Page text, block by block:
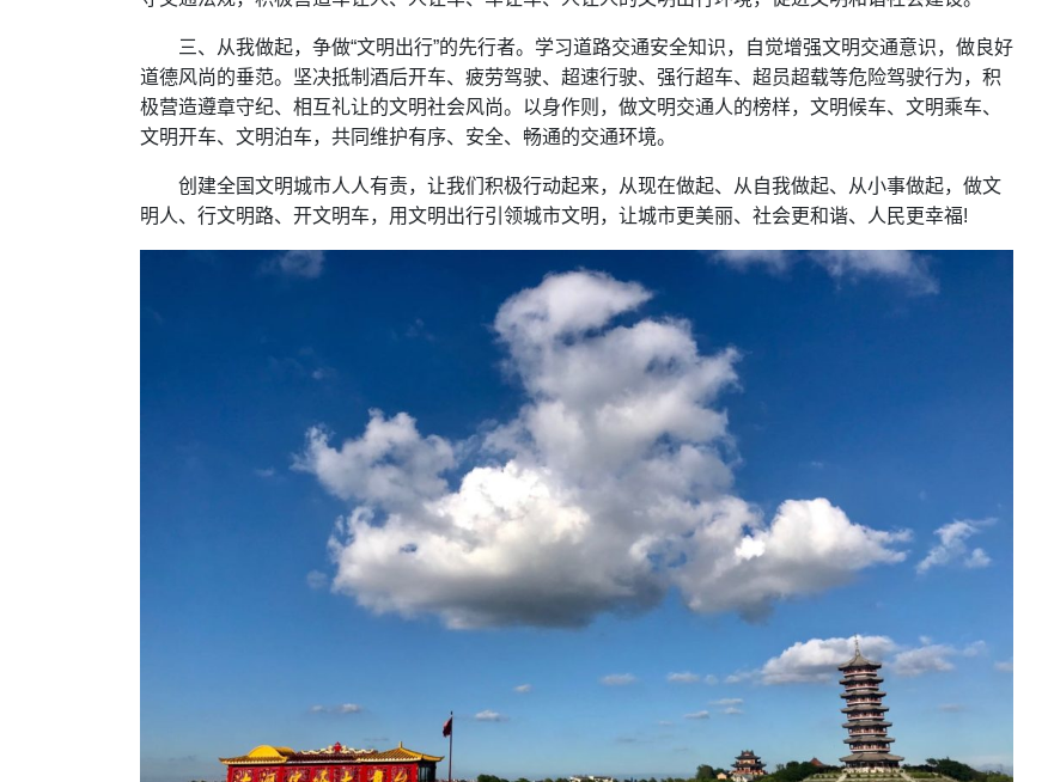
三、从我做起，争做“文明出行”的先行者。学习道路交通安全知识，自觉增强文明交通意识，做良好
道德风尚的垂范。坚决抵制酒后开车、疲劳驾驶、超速行驶、强行超车、超员超载等危险驾驶行为，积
极营造遵章守纪、相互礼让的文明社会风尚。以身作则，做文明交通人的榜样，文明候车、文明乘车、
文明开车、文明泊车，共同维护有序、安全、畅通的交通环境。
创建全国文明城市人人有责，让我们积极行动起来，从现在做起、从自我做起、从小事做起，做文
明人、行文明路、开文明车，用文明出行引领城市文明，让城市更美丽、社会更和谐、人民更幸福!